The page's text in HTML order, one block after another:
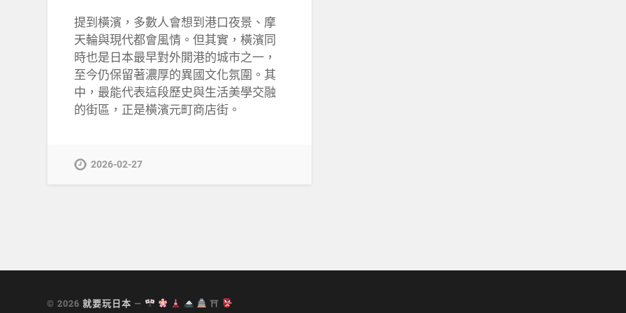
提到橫濱，多數人會想到港口夜景、摩
天輪與現代都會風情。但其實，橫濱同
時也是日本最早對外開港的城市之一，
至今仍保留著濃厚的異國文化氛圍。其
中，最能代表這段歷史與生活美學交融
的街區，正是橫濱元町商店街。
2026-02-27
© 2026就要玩日本 — ⛩